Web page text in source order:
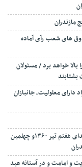
مازندران
های شعب رآی آماده
خواهد برد / مسئولان
معلولیت، جانبازان
برگزاری مراسم گرامیداشت چهل و سومین سالگرد شهدای هفتم تیر ۱۳۶۰و چهلمین
و امامت و در آستانه عید